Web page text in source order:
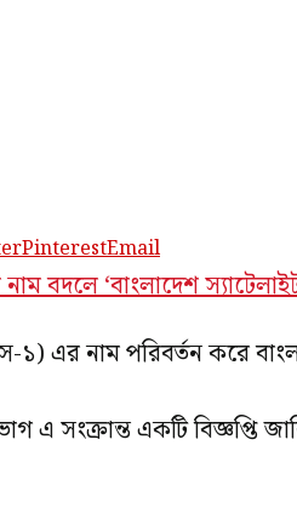
PinterestEmail
১) এর নাম পরিবর্তন করে
সংক্রান্ত একটি বিজ্ঞপ্তি